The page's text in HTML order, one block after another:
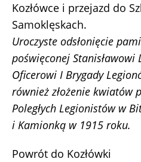
Kozłówce i przejazd do
Samoklęskach.
Uroczyste odsłonięcie
poświęconej Stanisławowi
Oficerowi I Brygady
również złożenie kwiatów
Poległych Legionistów w
i Kamionką w 1915 roku.
Powrót do Kozłówki